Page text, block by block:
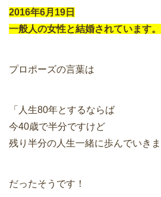
2016年6月19日
一般人の女性と結婚されています。
プロポーズの言葉は
「人生80年とするならば
今40歳で半分ですけど
残り半分の人生一緒に歩んでいきま
だったそうです！